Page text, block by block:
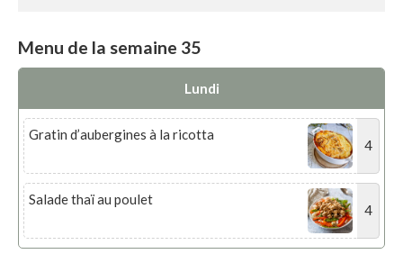
Menu de la semaine 35
Lundi
Gratin d’aubergines à la ricotta
4
Salade thaï au poulet
4